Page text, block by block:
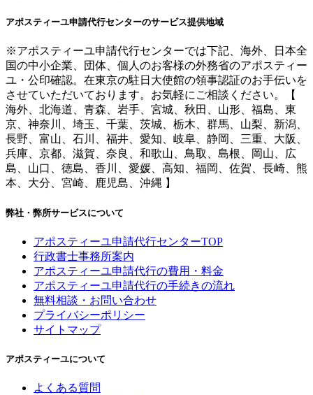
アポスティーユ申請代行センターのサービス提供地域
※アポスティーユ申請代行センターでは下記、海外、日本全
国の中小企業、団体、個人のお客様の外務省のアポスティー
ユ・公印確認。在東京の駐日大使館の領事認証のお手伝いを
させていただいております。お気軽にご相談ください。【
海外、北海道、青森、岩手、宮城、秋田、山形、福島、東
京、神奈川、埼玉、千葉、茨城、栃木、群馬、山梨、新潟、
長野、富山、石川、福井、愛知、岐阜、静岡、三重、大阪、
兵庫、京都、滋賀、奈良、和歌山、鳥取、島根、岡山、広
島、山口、徳島、香川、愛媛、高知、福岡、佐賀、長崎、熊
本、大分、宮崎、鹿児島、沖縄 】
弊社・弊所サービスについて
アポスティーユ申請代行センターTOP
行政書士事務所案内
アポスティーユ申請代行の費用・料金
アポスティーユ申請代行の手続きの流れ
無料相談・お問い合わせ
プライバシーポリシー
サイトマップ
アポスティーユについて
よくある質問